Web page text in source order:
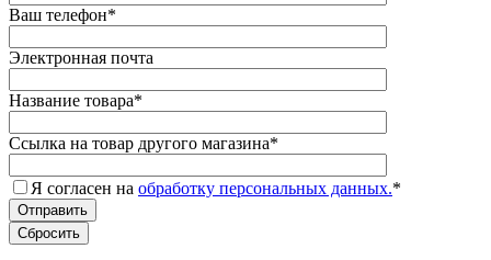
Ваш телефон*
Электронная почта
Название товара*
Ссылка на товар другого магазина*
Я согласен на обработку персональных данных.*